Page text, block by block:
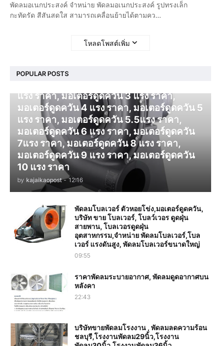
พัดลมอเนกประสงค์ จำหน่าย พัดลมอเนกประสงค์ รูปทรงเล็ก
กะทัดรัด สีสันสดใส สามารถเคลื่อนย้ายได้ตามคว…
โหลดโพสต์เพิ่ม
POPULAR POSTS
แรง ราคา, มอเตอร์ดูดควัน 3 แรง ราคา,
มอเตอร์ดูดควัน 4 แรง ราคา, มอเตอร์ดูดควัน 5
แรง ราคา, มอเตอร์ดูดควัน 5.5แรง ราคา,
มอเตอร์ดูดควัน 6 แรง ราคา, มอเตอร์ดูดควัน
7แรง ราคา, มอเตอร์ดูดควัน 8 แรง ราคา,
มอเตอร์ดูดควัน 9 แรง ราคา, มอเตอร์ดูดควัน
10 แรง ราคา
by kajaikaopost - 12:16
พัดลมโบลเวอร์ ตัวหอยโข่ง,มอเตอร์ดูดควัน,
บริษัท ขาย โบลเวอร์, โบลว์เวอร ดูดฝุ่น
สายพาน, โบลเวอรดูดฝุ่น
อุตสาหกรรม,จำหน่าย พัดลมโบลเวอร์,โบล
เวอร์ แรงดันสูง, พัดลมโบลเวอร์ขนาดใหญ่
09:55
ราคาพัดลมระบายอากาศ, พัดลมดูดอากาศบน
หลังคา
22:43
บริษัทขายพัดลมโรงงาน , พัดลมลดความร้อน
ชลบุรี,โรงงานพัดลม29นิ้ว,โรงงาน